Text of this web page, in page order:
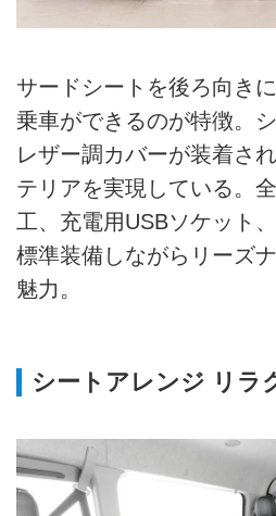
サードシートを後ろ向き
乗車ができるのが特徴。
レザー調カバーが装着さ
テリアを実現している。
工、充電用USBソケット
標準装備しながらリーズ
魅力。
シートアレンジ リラ